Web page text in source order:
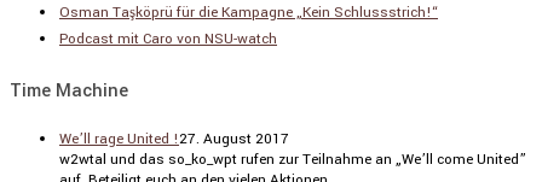
Osman Taşköprü für die Kampagne „Kein Schlussstrich!“
Podcast mit Caro von NSU-watch
Time Machine
We’ll rage United !27. August 2017
w2wtal und das so_ko_wpt rufen zur Teilnahme an „We’ll come United”